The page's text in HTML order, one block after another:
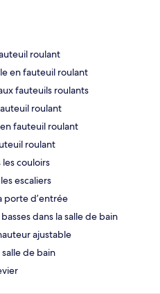
roulant
en fauteuil roulant
fauteuils roulants
roulant
fauteuil roulant
roulant
les couloirs
escaliers
porte d’entrée
dans la salle de bain
ajustable
salle de bain